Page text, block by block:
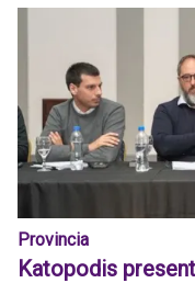
Provincia
Katopodis